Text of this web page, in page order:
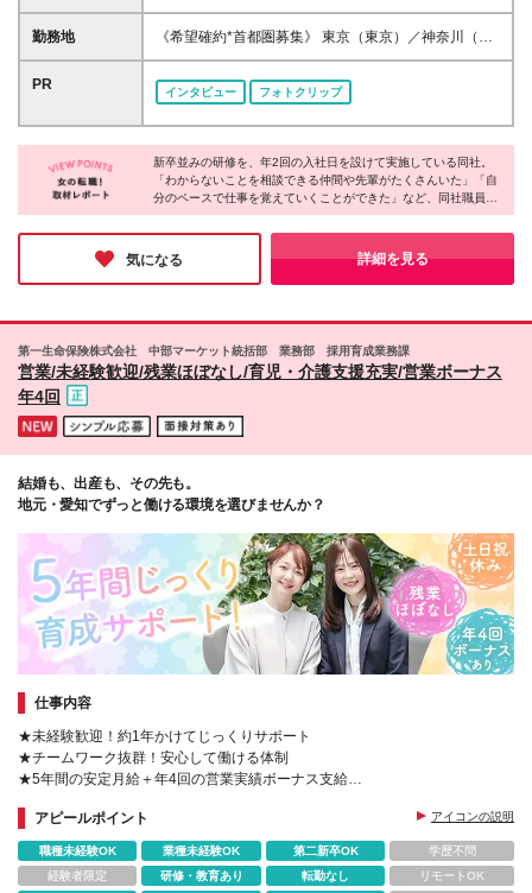
方 ★ひとつでも当てはまる方は大歓迎★ □長期的に正
職員で働ける会社を探している □未経験から専門知識
制度が整っている会社で成長したい □仕事とプライベ
補助（当社所定の条件有） ※業務遂行に伴う交通費な
どの活動経費は原則会社が支給(当社規程有) ※入社後
算は時間外勤務手当として支給 時間外労働の有無に
る場合は、別途時間外勤務手当を支給 ＼*･ MYリレー
ションシップアソシエイトの給与体系について･*／ 完
全歩合制ではなく、安定的な支給部分があるので、
で、収入面で不安を抱えずに安定して稼げる環境です
♪ ＼*･ FPの資格取得で手当を支給 ･*／ ・FP2級：
円支給※当社登録後に当該資格をはじめて取得した者
が対象 ＼*･ その他 ･*／ *雇用形態は正職員となりま
定める条件有 *各種制度については2026年6月現在の
ものであり、将来変更になる場合があります *試用期
間はありません
勤務地
《希望確約*首都圏募集》 東京（東京）／神奈川（み
なとみらい）いずれかでの勤務 ※ご希望の勤務地を確
約します ※面接は希望勤務地もしくはその周辺で行な
います ※(変更の範囲)上記を除く当社関連勤務地
PR
インタビュー フォトクリップ
新卒並みの研修を、年2回の入社日を設けて実施している同社。
「わからないことを相談できる仲間や先輩がたくさんいた」「自
分のペースで仕事を覚えていくことができた」など、同社職員の
方々の声を聞くと、安心して成長している様子が伺えました。
キャリアパスも豊富なうえに、育児や介護と両立する方も多く、
周囲の理解があるのでオフも大切にしながら長く働ける環境だと
実感しました。
気になる 詳細を見る
第一生命保険株式会社 中部マーケット統括部 業務部 採用育成業務課
営業/未経験歓迎/残業ほぼなし/育児・介護支援充実/営業ボーナス
年4回
結婚も、出産も、その先も。
地元・愛知でずっと働ける環境を選びませんか？
仕事内容
★未経験歓迎！約1年かけてじっくりサポート
★チームワーク抜群！安心して働ける体制
★5年間の安定月給＋年4回の営業実績ボーナス支給
★20~40代活躍中
アピールポイント アイコンの説明
職種未経験OK 業種未経験OK 第二新卒OK
学歴不問
経験者限定
研修・教育あり 転勤なし リモートOK